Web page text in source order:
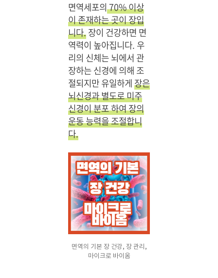
면역세포의70% 이상
이 존재하는 곳이 장입
니다.장이 건강하면 면
역력이 높아집니다. 우
리의 신체는 뇌에서 관
장하는 신경에 의해 조
절되지만 유일하게장은
뇌신경과 별도로 미주
신경이 분포 하여 장의
운동 능력을 조절합니
다.
면역의 기본 장 건강, 장 관리,
마이크로 바이옴